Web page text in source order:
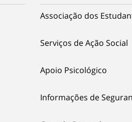
Associação dos
Serviços de Ação Social
Apoio Psicológico
Informações de